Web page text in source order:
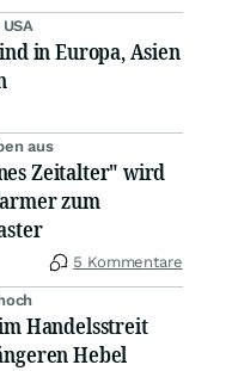
in Europa, Asien
aus
Zeitalter" wird
zum
5 Kommentare
Handelsstreit
Hebel